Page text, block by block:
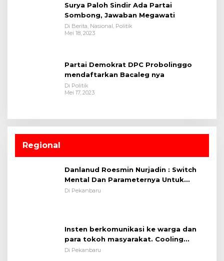
Surya Paloh Sindir Ada Partai
Sombong, Jawaban Megawati
Di Berita, Nasional, Politik
Mei 18, 2023
Partai Demokrat DPC Probolinggo
mendaftarkan Bacaleg nya
Di Politik
Mei 17, 2023
Regional
Danlanud Roesmin Nurjadin : Switch
Mental Dan Parameternya Untuk
Melaksanakan ✈
Di Pekanbaru
Insten berkomunikasi ke warga dan
para tokoh masyarakat. Cooling
System OMP LK ²024 Polsek Rumbai,
Di Pekanbaru